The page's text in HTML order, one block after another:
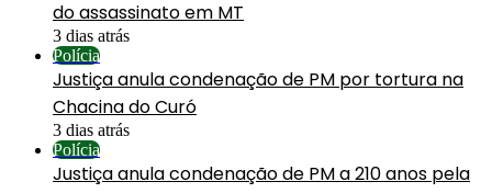
do assassinato em MT
3 dias atrás
Polícia
Justiça anula condenação de PM por tortura na
Chacina do Curó
3 dias atrás
Polícia
Justiça anula condenação de PM a 210 anos pela